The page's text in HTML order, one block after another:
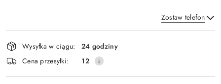
Zostaw telefon
Wyślij
Dostępność
i
dostawa
Wysyłka w ciągu:
24 godziny
Cena przesyłki:
12